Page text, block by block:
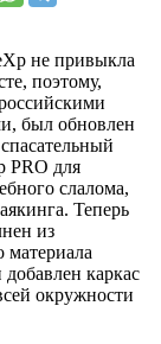
не привыкла
поэтому,
был обновлен
PRO для
слалома,
Теперь
из
материала
каркас
окружности